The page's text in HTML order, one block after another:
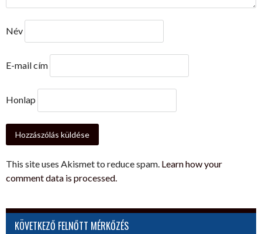
Név
E-mail cím
Honlap
This site uses Akismet to reduce spam. Learn how your
comment data is processed.
KÖVETKEZŐ FELNŐTT MÉRKŐZÉS